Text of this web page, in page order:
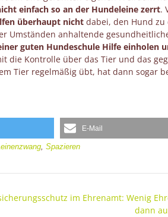
einfach so an der Hundeleine zerrt.
überhaupt nicht dabei, den Hund zu
Umständen anhaltende
guten Hundeschule Hilfe einholen
die Kontrolle über das Tier und das
Tier regelmäßig übt, hat dann sogar
E-Mail
, Spazieren
im Ehrenamt: Wenig
dann